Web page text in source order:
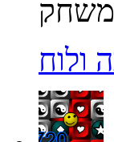
ולוח